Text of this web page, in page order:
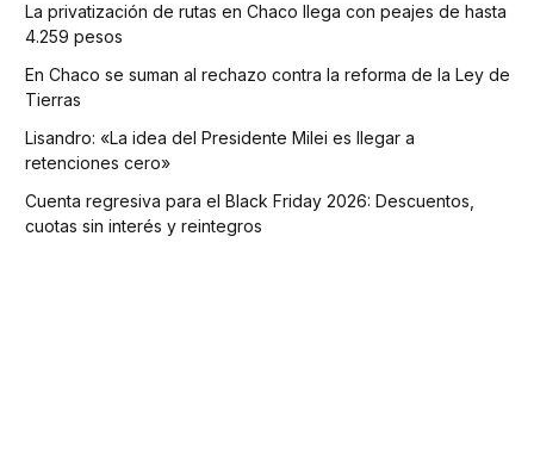
La privatización de rutas en Chaco llega con peajes de hasta
4.259 pesos
En Chaco se suman al rechazo contra la reforma de la Ley de
Tierras
Lisandro: «La idea del Presidente Milei es llegar a
retenciones cero»
Cuenta regresiva para el Black Friday 2026: Descuentos,
cuotas sin interés y reintegros